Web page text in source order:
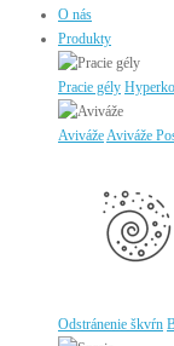
O nás
Produkty
Pracie gély
AvivážeAviváže
Odstránenie škvŕn